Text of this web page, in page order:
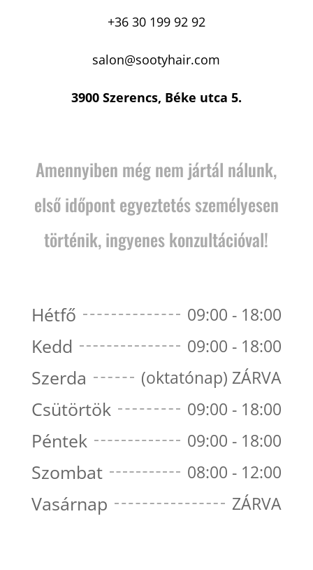
+36 30 199 92 92
salon@sootyhair.com
3900 Szerencs, Béke utca 5.
Amennyiben még nem jártál nálunk,
első időpont egyeztetés személyesen
történik, ingyenes konzultációval!
Hétfő 09:00 - 18:00
Kedd 09:00 - 18:00
Szerda (oktatónap) ZÁRVA
Csütörtök 09:00 - 18:00
Péntek 09:00 - 18:00
Szombat 08:00 - 12:00
Vasárnap ZÁRVA